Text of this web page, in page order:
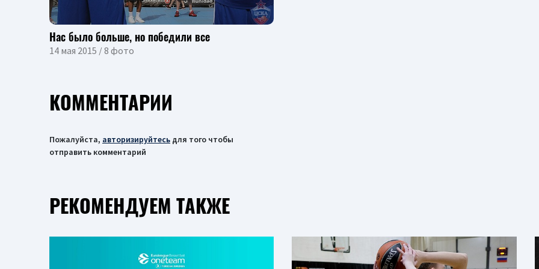
Нас было больше, но победили все
14 мая 2015 / 8 фото
КОММЕНТАРИИ
Пожалуйста, авторизируйтесь для того чтобы
отправить комментарий
РЕКОМЕНДУЕМ ТАКЖЕ